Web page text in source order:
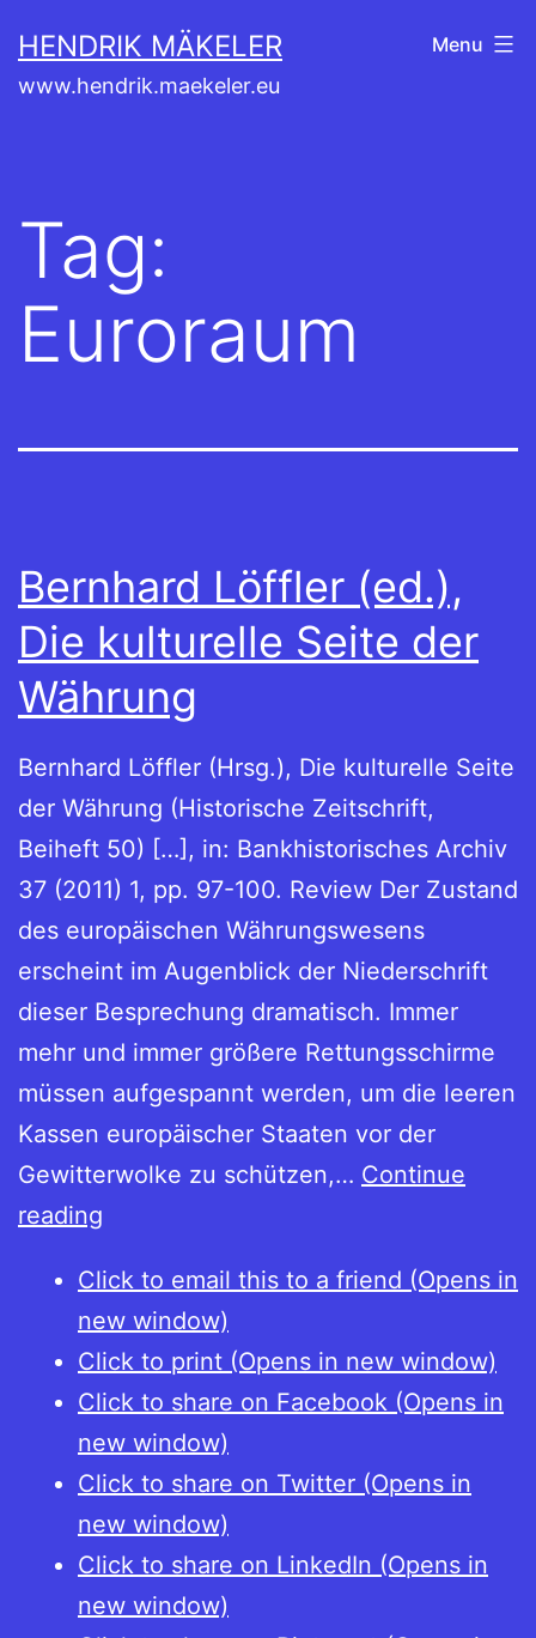
to
content
HENDRIK MÄKELER
www.hendrik.maekeler.eu
Menu
Tag:
Euroraum
Bernhard Löffler (ed.),
Die kulturelle Seite der
Währung
Bernhard Löffler (Hrsg.), Die kulturelle Seite
der Währung (Historische Zeitschrift,
Beiheft 50) […], in: Bankhistorisches Archiv
37 (2011) 1, pp. 97-100. Review Der Zustand
des europäischen Währungswesens
erscheint im Augenblick der Niederschrift
dieser Besprechung dramatisch. Immer
mehr und immer größere Rettungsschirme
müssen aufgespannt werden, um die leeren
Kassen europäischer Staaten vor der
Gewitterwolke zu schützen,… Continue
reading
(ed.),
Die
kulturelle
Seite
der
Währung
Click to email this to a friend (Opens in
new window)
Click to print (Opens in new window)
Click to share on Facebook (Opens in
new window)
Click to share on Twitter (Opens in
new window)
Click to share on LinkedIn (Opens in
new window)